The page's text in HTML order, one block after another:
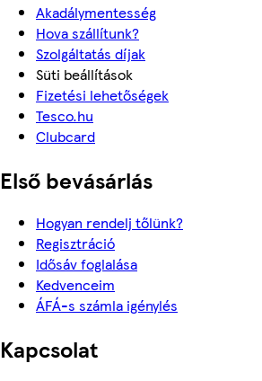
Akadálymentesség
Hova szállítunk?
Szolgáltatás díjak
Süti beállítások
Fizetési lehetőségek
Tesco.hu
Clubcard
Első bevásárlás
Hogyan rendelj tőlünk?
Regisztráció
Idősáv foglalása
Kedvenceim
ÁFÁ-s számla igénylés
Kapcsolat